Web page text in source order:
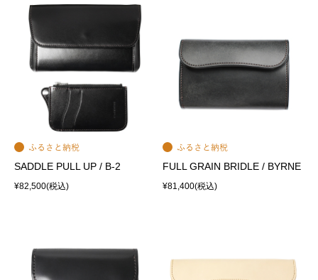
SADDLE PULL UP / B-2
¥82,500(税込)
FULL GRAIN BRIDLE / BYRNE
¥81,400(税込)